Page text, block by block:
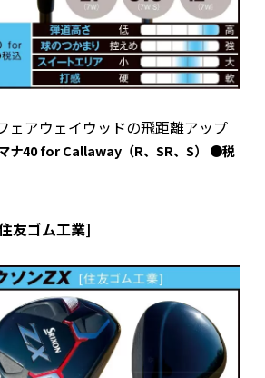
ェアウェイウッドの飛距離アップ
ナ40 for Callaway（R、SR、S） ●税
友ゴム工業]